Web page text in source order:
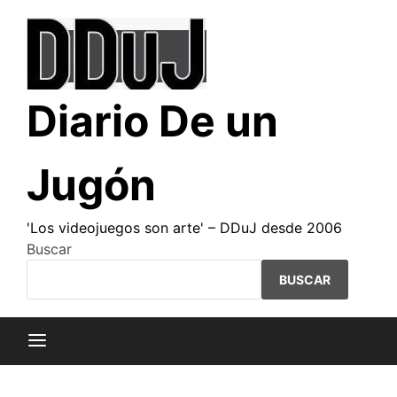
Diario De un
Jugón
'Los videojuegos son arte' – DDuJ desde 2006
Buscar
BUSCAR